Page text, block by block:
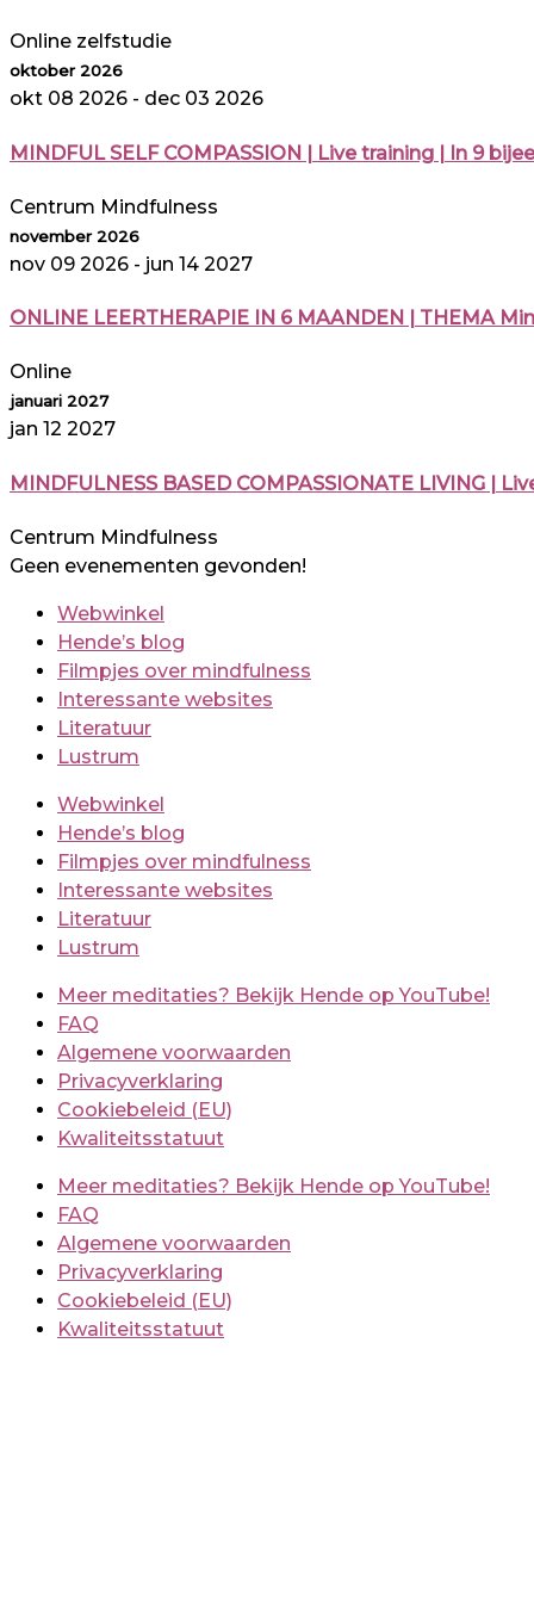
Online zelfstudie
oktober 2026
okt 08 2026 - dec 03 2026
MINDFUL SELF COMPASSION | Live training | In 9
Centrum Mindfulness
november 2026
nov 09 2026 - jun 14 2027
ONLINE LEERTHERAPIE IN 6 MAANDEN | THEMA
Online
januari 2027
jan 12 2027
MINDFULNESS BASED COMPASSIONATE LIVING |
Centrum Mindfulness
Geen evenementen gevonden!
Webwinkel
Hende’s blog
Filmpjes over mindfulness
Interessante websites
Literatuur
Lustrum
Webwinkel
Hende’s blog
Filmpjes over mindfulness
Interessante websites
Literatuur
Lustrum
Meer meditaties? Bekijk Hende op YouTube!
FAQ
Algemene voorwaarden
Privacyverklaring
Cookiebeleid (EU)
Kwaliteitsstatuut
Meer meditaties? Bekijk Hende op YouTube!
FAQ
Algemene voorwaarden
Privacyverklaring
Cookiebeleid (EU)
Kwaliteitsstatuut